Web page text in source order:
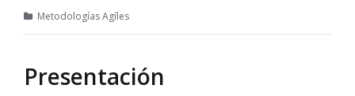
Metodologías Agíles
Presentación